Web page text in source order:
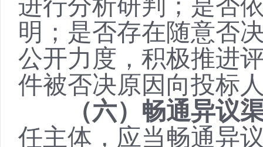
进行分析研判；是否
明；是否存在随意否
公开力度，积极推进
件被否决原因向投标
（六）畅通异议
任主体，应当畅通异